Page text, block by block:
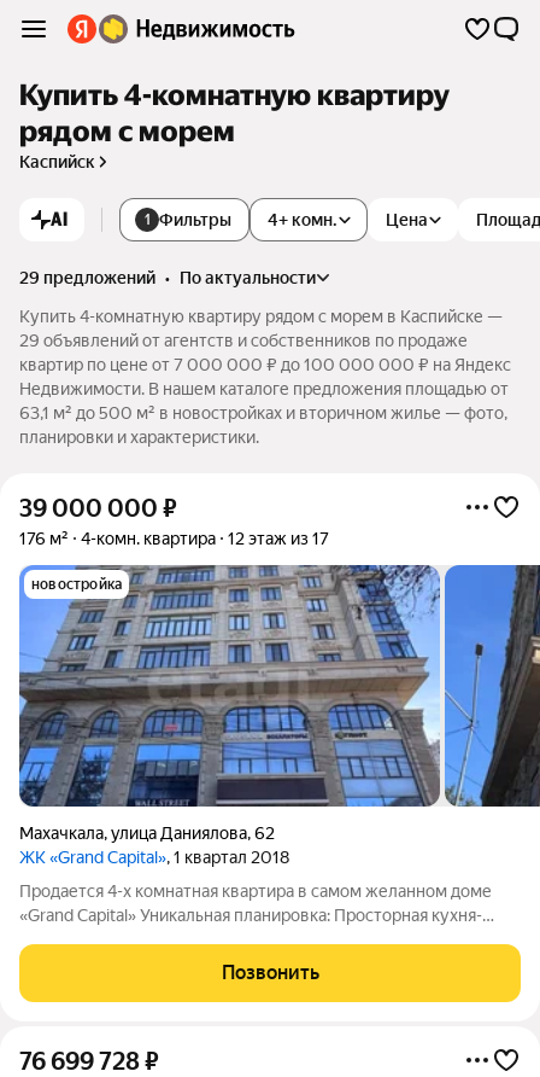
Купить 4-комнатную квартиру
рядом с морем
Каспийск
AI 1 Фильтры 4+ комн. Цена
29 предложений •
по актуальности
Купить 4-комнатную квартиру рядом с морем в Каспийске —
29 объявлений от агентств и собственников по продаже
квартир по цене от 7 000 000 ₽ до 100 000 000 ₽ на Яндекс
Недвижимости. В нашем каталоге предложения площадью от
63,1 м² до 500 м² в новостройках и вторичном жилье — фото,
планировки и характеристики.
39 000 000 ₽
176 м² 4-комн. квартира 12 этаж из 17
новостройка
Махачкала,улица Даниялова,62
ЖК «Grand Capital», 1 квартал 2018
Продается 4-х комнатная квартира в самом желанном доме
«Grand Capital» Уникальная планировка: Просторная кухня-
атмосферу. 2 мастер спальни с индивидуальными санузлами
идеальный вариант для семьи с
Позвонить
76 699 728₽